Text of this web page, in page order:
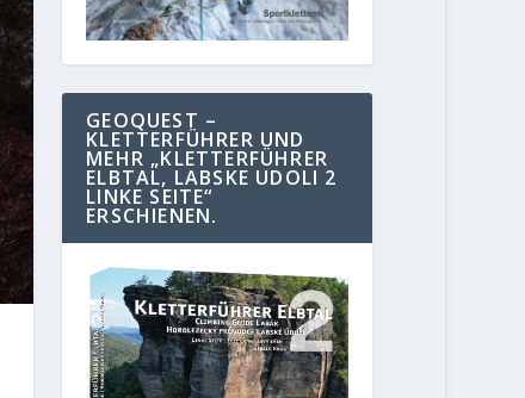
GEOQUEST –
KLETTERFÜHRER UND
MEHR „KLETTERFÜHRER
ELBTAL, LABSKE UDOLI 2
LINKE SEITE“
ERSCHIENEN.